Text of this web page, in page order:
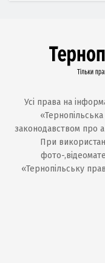
Усі права на
законодавством про
При
фото-
«Тернопільську